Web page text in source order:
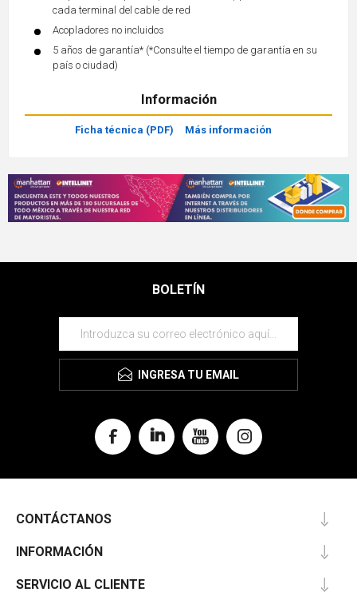
cada terminal del cable de red
Acopladores no incluidos
5 años de garantía* (*Consulte el tiempo de garantía en su
país o ciudad)
Información
Ficha técnica (PDF) Más información
BOLETÍN
INGRESA TU EMAIL
CONTÁCTANOS
INFORMACIÓN
SERVICIO AL CLIENTE